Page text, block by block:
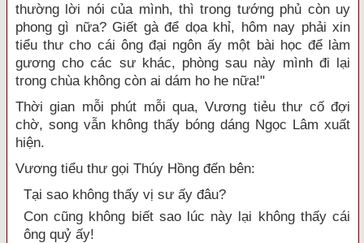
thường lời nói của mình, thì trong tướng phủ còn uy
phong gì nữa? Giết gà để dọa khỉ, hôm nay phải xin
tiểu thư cho cái ông đại ngôn ấy một bài học để làm
gương cho các sư khác, phòng sau này mình đi lại
trong chùa không còn ai dám ho he nữa!"
Thời gian mỗi phút mỗi qua, Vương tiẻu thư cố đợi
chờ, song vẫn không thấy bóng dáng Ngọc Lâm xuất
hiện.
Vương tiểu thư gọi Thúy Hồng đến bên:
Tại sao không thấy vị sư ấy đâu?
Con cũng không biết sao lúc này lại không thấy cái
ông quỷ ấy!